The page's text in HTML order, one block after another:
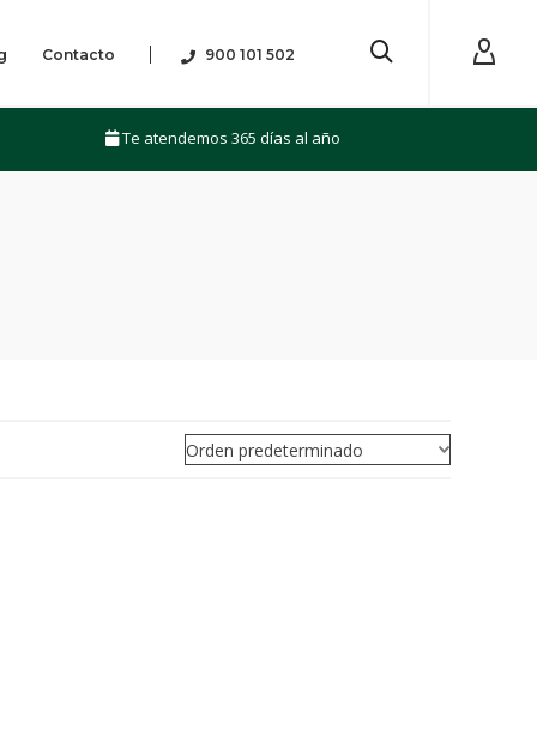
Contacto 900 101 502
Te atendemos 365 días al año